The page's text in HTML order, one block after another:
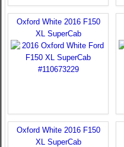
Oxford White 2016 F150
XL SuperCab
Oxford White 2016 F150
XL SuperCab